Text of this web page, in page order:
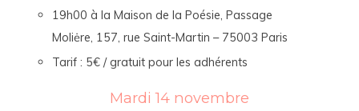
19h00 à la Maison de la Poésie, Passage
Moliėre, 157, rue Saint-Martin – 75003 Paris
Tarif : 5€ / gratuit pour les adhérents
Mardi 14 novembre